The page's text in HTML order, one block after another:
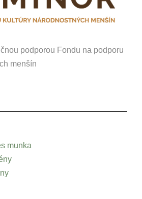
podporou Fondu na podporu
menšín
munka